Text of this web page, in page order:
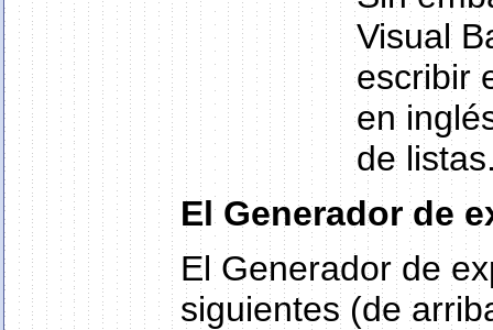
Visual
escribir
en
de
El Generador de
El Generador de
siguientes (de